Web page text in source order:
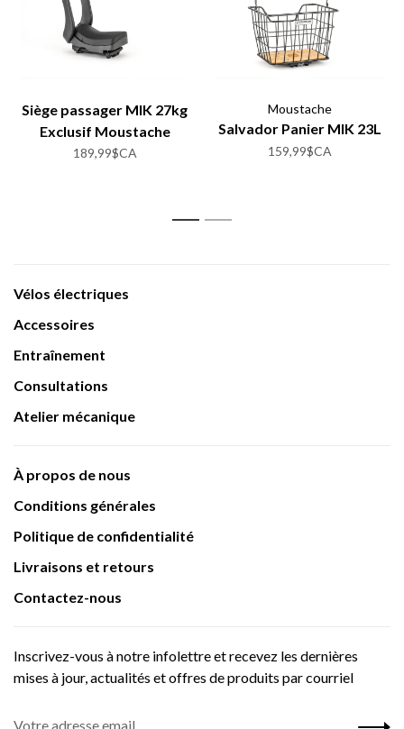
Siège passager MIK 27kg
Exclusif Moustache
Cargo Lundi 20
189,99$CA
Moustache
Salvador Panier MIK 23L
159,99$CA
1 2
Vélos électriques
Accessoires
Entraînement
Consultations
Atelier mécanique
À propos de nous
Conditions générales
Politique de confidentialité
Livraisons et retours
Contactez-nous
Inscrivez-vous à notre infolettre et recevez les dernières
mises à jour, actualités et offres de produits par courriel